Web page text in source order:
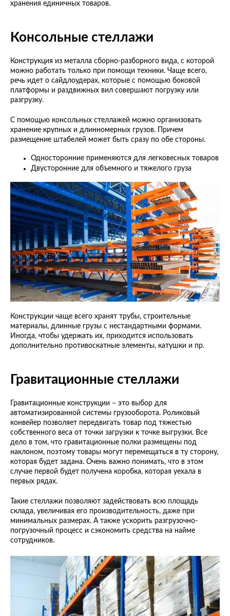
хранения единичных товаров.
Консольные стеллажи
Конструкция из металла сборно-разборного вида, с которой
можно работать только при помощи техники. Чаще всего,
речь идет о сайдлоудерах, которые с помощью боковой
платформы и раздвижных вил совершают погрузку или
разгрузку.
С помощью консольных стеллажей можно организовать
хранение крупных и длинномерных грузов. Причем
размещение штабелей может быть сразу по обе стороны.
Односторонние применяются для легковесных товаров
Двусторонние для объемного и тяжелого груза
Конструкции чаще всего хранят трубы, строительные
материалы, длинные грузы с нестандартными формами.
Иногда, чтобы удержать их, приходится использовать
дополнительно противоскатные элементы, катушки и пр.
Гравитационные стеллажи
Гравитационные конструкции – это выбор для
автоматизированной системы грузооборота. Роликовый
конвейер позволяет передвигать товар под тяжестью
собственного веса от точки загрузки к точке выгрузки. Все
дело в том, что гравитационные полки размещены под
наклоном, поэтому товары могут перемещаться в ту сторону,
которая будет задана. Очень важно понимать, что в этом
случае первой будет получена коробка, которая уехала в
первых рядах.
Такие стеллажи позволяют задействовать всю площадь
склада, увеличивая его производительность, даже при
минимальных размерах. А также ускорить разгрузочно-
погрузочный процесс и сэкономить средства на найме
сотрудников.